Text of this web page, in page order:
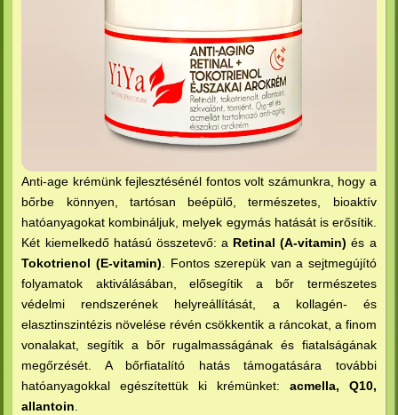
Anti-age krémünk fejlesztésénél fontos volt számunkra, hogy a
bőrbe könnyen, tartósan beépülő, természetes, bioaktív
hatóanyagokat kombináljuk, melyek egymás hatását is erősítik.
Két kiemelkedő hatású összetevő: a Retinal (A-vitamin) és a
Tokotrienol (E-vitamin) . Fontos szerepük van a sejtmegújító
folyamatok aktiválásában, elősegítik a bőr természetes
védelmi rendszerének helyreállítását, a kollagén- és
elasztinszintézis növelése révén csökkentik a ráncokat, a finom
vonalakat, segítik a bőr rugalmasságának és fiatalságának
megőrzését. A bőrfiatalító hatás támogatására további
hatóanyagokkal egészítettük ki krémünket: acmella, Q10,
allantoin